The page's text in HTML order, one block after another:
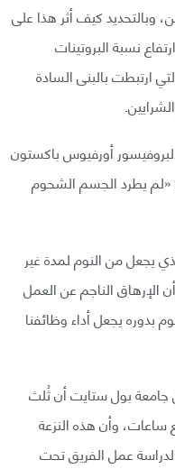
العشرين، وبالتحديد كيف أثر هذا على
نسبة البروتينات
ارتبطت بالبنى السادة
أورفيوس باكستون
«لم يطرد الجسم الشحوم
يجعل من النوم لمدة غير
الإرهاق الناجم عن العمل
بدوره يجعل أداء وظائفنا
بول ستايت أن ثُلث
ساعات، وأن هذه النزعة
عمل الفريق تحت